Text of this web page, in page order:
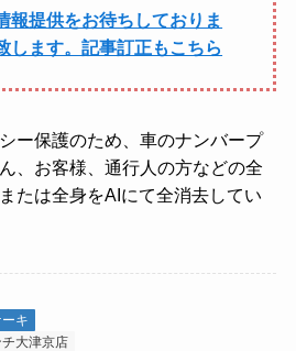
報提供をお待ちしておりま
します。記事訂正もこちら
ー保護のため、車のナンバープ
、お客様、通行人の方などの全
たは全身をAIにて全消去してい
キ
大津京店